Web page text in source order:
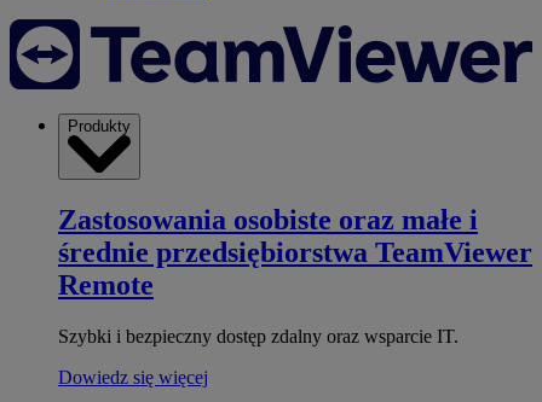
Produkty
Zastosowania osobiste oraz małe i
średnie przedsiębiorstwa TeamViewer
Remote
Szybki i bezpieczny dostęp zdalny oraz wsparcie IT.
Dowiedz się więcej